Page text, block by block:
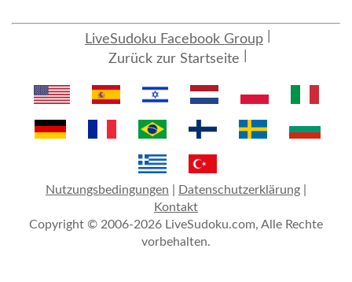
LiveSudoku Facebook Group
Zurück zur Startseite
Nutzungsbedingungen Datenschutzerklärung
Kontakt
Copyright © 2006-2026 LiveSudoku.com, Alle Rechte
vorbehalten.